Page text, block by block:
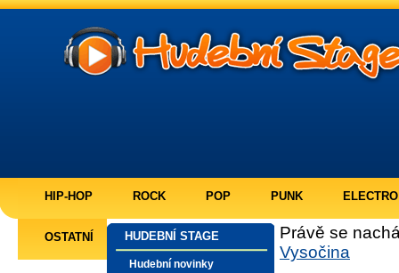
HIP-HOP ROCK POP PUNK ELECTRO
OSTATNÍ HUDEBNÍ STAGE
Hudební novinky
Právě se
Vysočina